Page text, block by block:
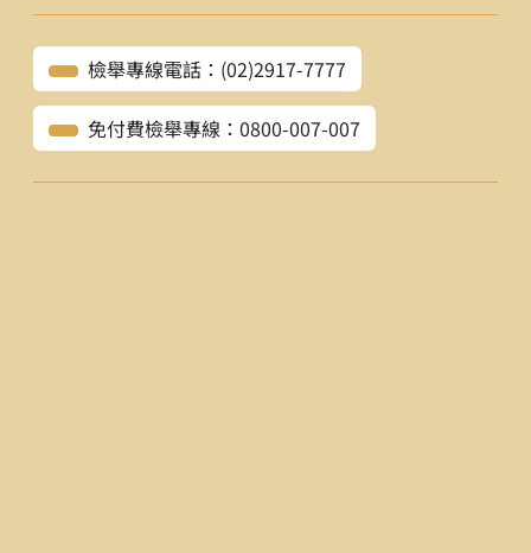
檢舉專線電話：(02)2917-7777
免付費檢舉專線：0800-007-007